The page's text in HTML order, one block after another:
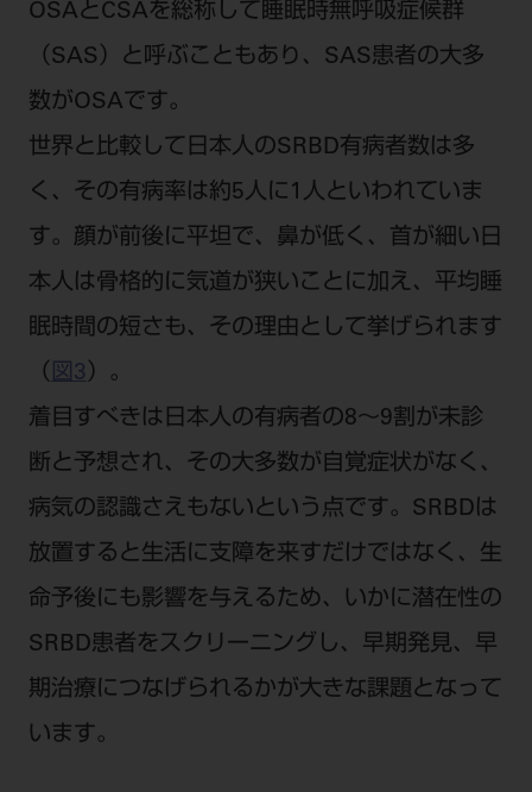
OSAとCSAを総称して睡眠時無呼吸症候群
（SAS）と呼ぶこともあり、SAS患者の大多
数がOSAです。
世界と比較して日本人のSRBD有病者数は多
く、その有病率は約5人に1人といわれていま
す。顔が前後に平坦で、鼻が低く、首が細い日
本人は骨格的に気道が狭いことに加え、平均睡
眠時間の短さも、その理由として挙げられます
（ 図3 ）。
着目すべきは日本人の有病者の8～9割が未診
断と予想され、その大多数が自覚症状がなく、
病気の認識さえもないという点です。SRBDは
放置すると生活に支障を来すだけではなく、生
命予後にも影響を与えるため、いかに潜在性の
SRBD患者をスクリーニングし、早期発見、早
期治療につなげられるかが大きな課題となって
います。